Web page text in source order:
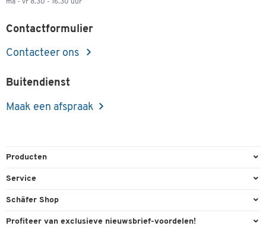
ma - vr 8.30 - 16.30 uur
Contactformulier
Contacteer ons
Buitendienst
Maak een afspraak
Producten
Kantoorbenodigdheden
Service
Bestelling herroepen
Schäfer Shop
Algemene voorwaarden
Profiteer van exclusieve nieuwsbrief-voordelen!